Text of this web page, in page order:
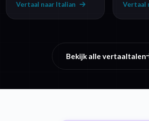
Vertaal naar Italian Vertaal
Bekijk alle vertaaltalen